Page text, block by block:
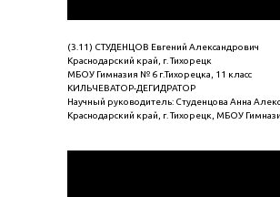
(3.11) СТУДЕНЦОВ Евгений Александрович
Краснодарский край, г. Тихорецк
МБОУ Гимназия № 6 г.Тихорецка, 11 класс
КИЛЬЧЕВАТОР-ДЕГИДРАТОР
Научный руководитель: Студенцова Анна
Краснодарский край, г. Тихорецк, МБОУ